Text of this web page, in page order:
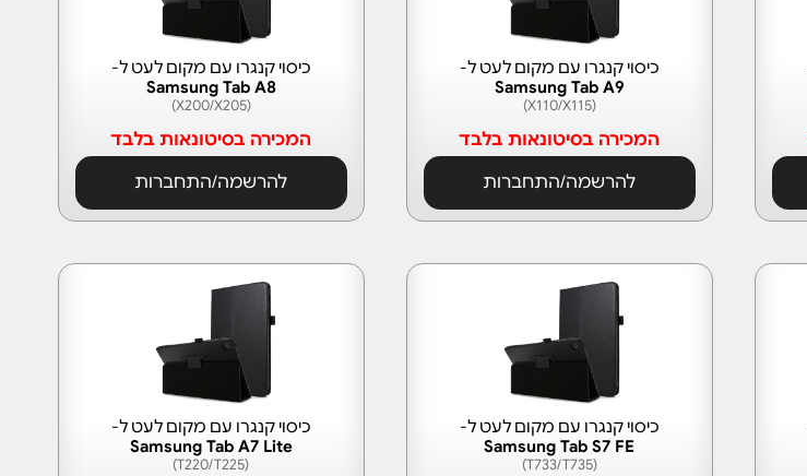
כיסוי קנגרו עם מקום לעט ל-
Samsung Tab A9
(X110/X115)
המכירה בסיטונאות בלבד
להרשמה/התחברות
כיסוי קנגרו עם מקום לעט ל-
Samsung Tab A8
(X200/X205)
המכירה בסיטונאות בלבד
להרשמה/התחברות
כיסוי קנגרו עם מקום לעט ל-
Samsung Tab S7 FE
(T733/T735)
כיסוי קנגרו עם מקום לעט ל-
Samsung Tab A7 Lite
(T220/T225)